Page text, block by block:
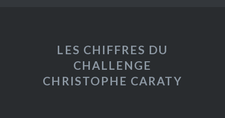
LES CHIFFRES DU
CHALLENGE
CHRISTOPHE CARATY